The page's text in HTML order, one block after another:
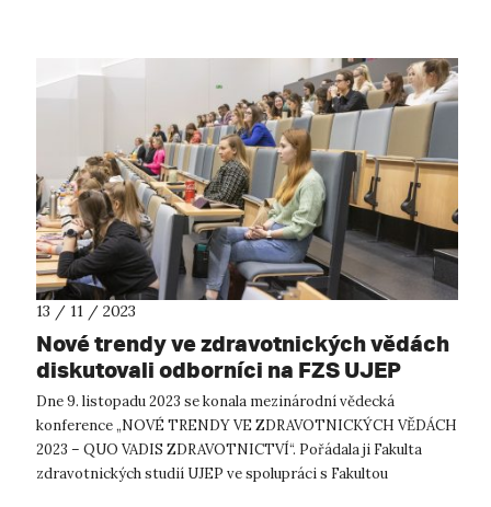
13 / 11 / 2023
Nové trendy ve zdravotnických vědách
diskutovali odborníci na FZS UJEP
Dne 9. listopadu 2023 se konala mezinárodní vědecká
konference „NOVÉ TRENDY VE ZDRAVOTNICKÝCH VĚDÁCH
2023 – QUO VADIS ZDRAVOTNICTVÍ“. Pořádala ji Fakulta
zdravotnických studií UJEP ve spolupráci s Fakultou